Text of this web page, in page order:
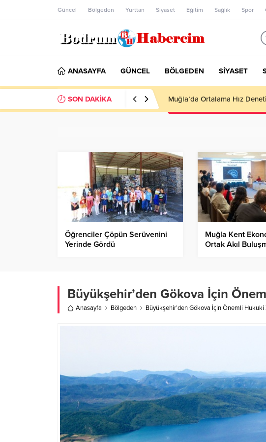
Güncel Bölgeden Yurttan Siyaset Eğitim Sağlık Spor
ANASAYFA GÜNCEL BÖLGEDEN SİYASET
SON DAKİKA Ankara; “Bodrum’un
Öğrenciler Çöpün Serüvenini
Yerinde Gördü
Muğla Kent
Ortak Akıl
Büyükşehir’den Gökova İçin
Anasayfa Bölgeden Büyükşehir’den Gökova İçin Önemli Hukuki